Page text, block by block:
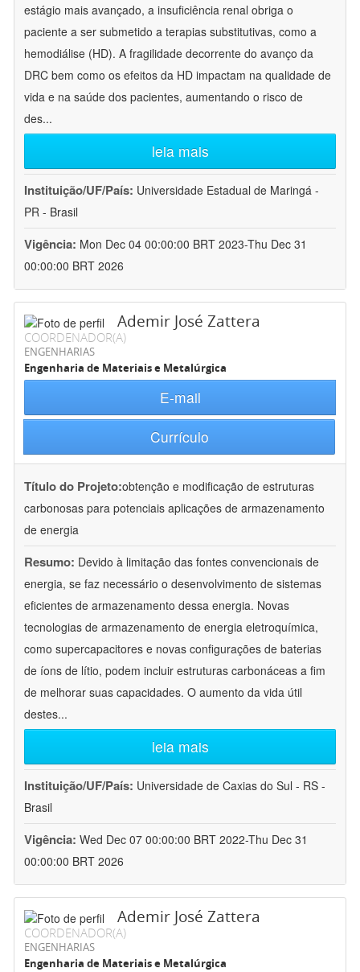
estágio mais avançado, a insuficiência renal obriga o
paciente a ser submetido a terapias substitutivas, como a
hemodiálise (HD). A fragilidade decorrente do avanço da
DRC bem como os efeitos da HD impactam na qualidade de
vida e na saúde dos pacientes, aumentando o risco de
des...
leia mais
Instituição/UF/País: Universidade Estadual de Maringá -
PR - Brasil
Vigência: Mon Dec 04 00:00:00 BRT 2023-Thu Dec 31
00:00:00 BRT 2026
Ademir José Zattera
COORDENADOR(A)
ENGENHARIAS
Engenharia de Materiais e Metalúrgica
E-mail
Currículo
Título do Projeto:obtenção e modificação de estruturas
carbonosas para potenciais aplicações de armazenamento
de energia
Resumo: Devido à limitação das fontes convencionais de
energia, se faz necessário o desenvolvimento de sistemas
eficientes de armazenamento dessa energia. Novas
tecnologias de armazenamento de energia eletroquímica,
como supercapacitores e novas configurações de baterias
de íons de lítio, podem incluir estruturas carbonáceas a fim
de melhorar suas capacidades. O aumento da vida útil
destes...
leia mais
Instituição/UF/País: Universidade de Caxias do Sul - RS -
Brasil
Vigência: Wed Dec 07 00:00:00 BRT 2022-Thu Dec 31
00:00:00 BRT 2026
Ademir José Zattera
COORDENADOR(A)
ENGENHARIAS
Engenharia de Materiais e Metalúrgica